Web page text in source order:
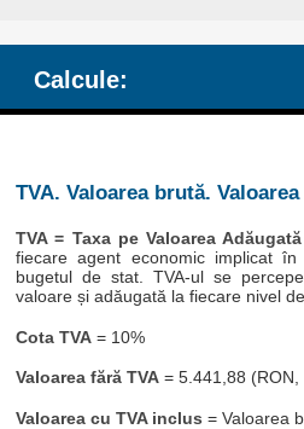
Calcule:
TVA. Valoarea brută. Valoarea
TVA = Taxa pe Valoarea Adăugată
fiecare agent economic implicat
bugetul de stat. TVA-ul se
valoare și adăugată la fiecare nivel
Cota TVA = 10%
Valoarea fără TVA = 5.441,88
Valoarea cu TVA inclus = Valoarea